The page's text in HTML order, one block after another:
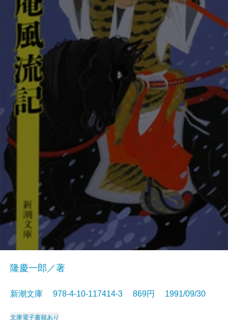
隆慶一郎／著
新潮文庫 978-4-10-117414-3 869円 1991/09/30
文庫電子書籍あり